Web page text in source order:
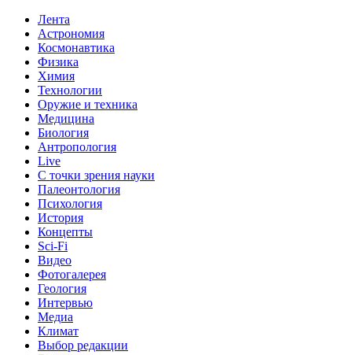
Лента
Астрономия
Космонавтика
Физика
Химия
Технологии
Оружие и техника
Медицина
Биология
Антропология
Live
С точки зрения науки
Палеонтология
Психология
История
Концепты
Sci-Fi
Видео
Фотогалерея
Геология
Интервью
Медиа
Климат
Выбор редакции